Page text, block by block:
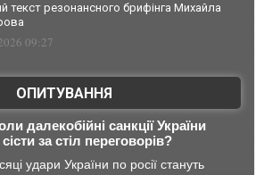
текст резонансного брифінга Михайла
09:27
ОПИТУВАННЯ
далекобійні санкції України
за стіл переговорів?
удари України по росії стануть